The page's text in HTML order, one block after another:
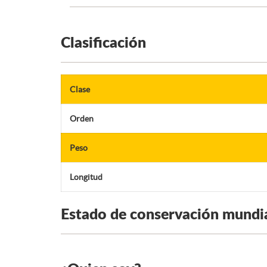
Clasificación
Clase
Orden
Peso
Longitud
Estado de conservación